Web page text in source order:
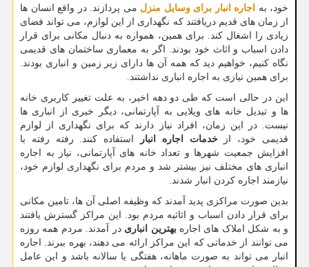
خود، به
اجاره انبار برای وسایل منزل می پردازند. در واقع انسان ها
از زمان های قدیم دریافتند که نگهداری از این لوازم، می تواند فضای
زیادی را اشغال کند. برای همین، همواره به دنبال مکانی برای قرار
دادن اسباب و اثاث خود بودند. اگر به معماری ساختمان های قدیمی
نگاه کنیم، خواهیم دید که همه آن ها دارای زیر زمین و انباری بودند.
برای همین نیازی به اجاره انباری نداشتند.
این در حالی است که طی دو دهه اخیر، به علت تغییر کاربری خانه
ها و تبدیل خانه های ویلایی به آپارتمانی، دیگر خبری از انباری ها
نیست. در این زمان، افراد نیاز دارند که برای نگهداری از لوازم
قدیمی خود، ازخدمات اجاره انبار
استفاده کنند. رفته رفته با
افزایش جمعیت شهرها و تعداد خانه های آپارتمانی، نیاز به اجاره
انباری های مختلف نیز بیشتر شد و مردم برای نگهداری لوازم خود،
نیازمند اجاره کردن انبار شدند.
بدین صورت مراکزی پدید آمدند که وظیفه اصلی آن ها، تامین مکانی
برای قرار دادن اسباب و اثاثیه مردم بود. این مراکز گسترش یافتند
و به شکل املاک های اجارهبهترین انباری در آمدند. مردم همه روزه
می توانند از خدماتی که این مراکز ارائه می دهند، بهره ببرند. اجاره
انبار می تواند به صورت ماهانه، هفتگی یا سالانه باشد و این عامل